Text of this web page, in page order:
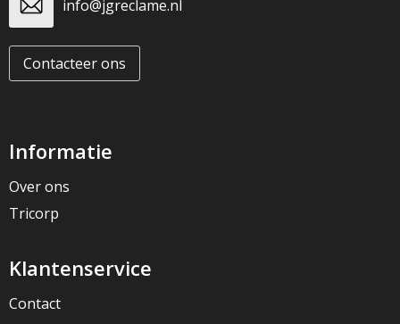
info@jgreclame.nl
Contacteer ons
Informatie
Over ons
Tricorp
Klantenservice
Contact